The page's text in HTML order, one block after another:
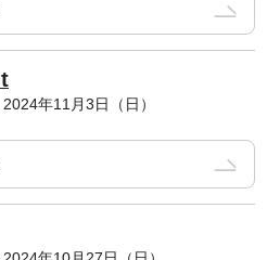
年11月3日（日）